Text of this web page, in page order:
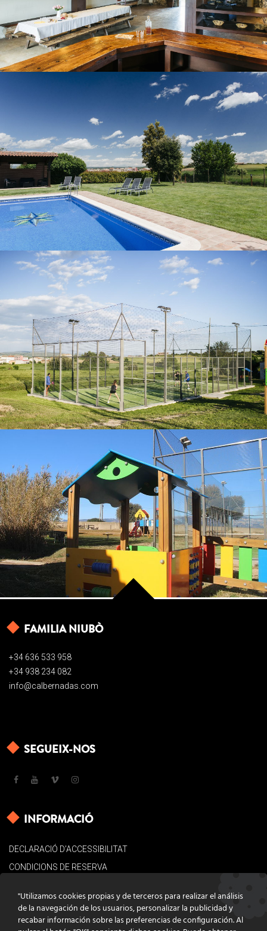
JARDÍ I PISCINA EXTERIOR
PISTA DE PÀDEL
PARC INFANTIL
FAMILIA NIUBÒ
+34 636 533 958
+34 938 234 082
info@calbernadas.com
SEGUEIX-NOS
INFORMACIÓ
DECLARACIÓ D’ACCESSIBILITAT
CONDICIONS DE RESERVA
POLÍTICA DE COOKIES
CONTACTE
"Utilizamos cookies propias y de terceros para realizar el análisis
de la navegación de los usuarios, personalizar la publicidad y
recabar información sobre las preferencias de configuración. Al